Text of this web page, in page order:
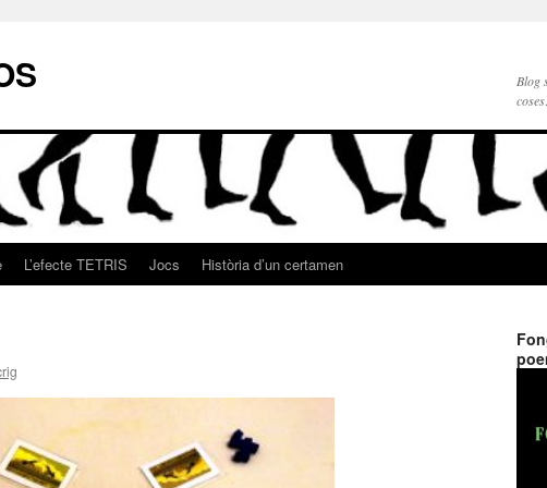
Blog
L’efecte TETRIS Jocs Història d’un certamen